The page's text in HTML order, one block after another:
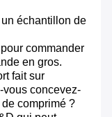
échantillon de
commander
en gros.
fait sur
vous concevez-
comprimé ?